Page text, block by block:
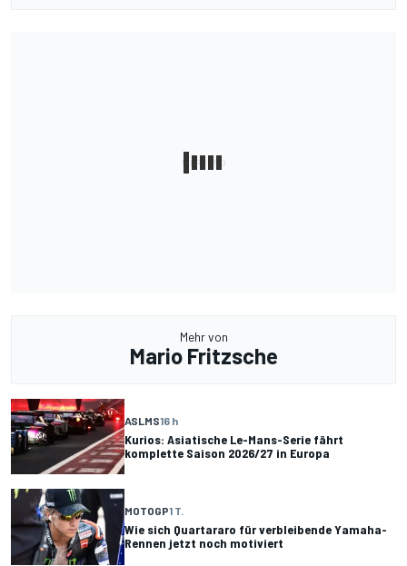
Mehr von
Mario Fritzsche
ASLMS16 h
Kurios: Asiatische Le-Mans-Serie fährt
komplette Saison 2026/27 in Europa
MOTOGP1 T.
Wie sich Quartararo für verbleibende Yamaha-
Rennen jetzt noch motiviert